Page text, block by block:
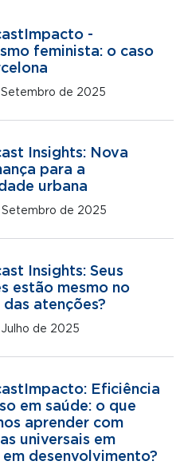
-
feminista: o caso
Setembro de 2025
Insights: Nova
para a
urbana
Setembro de 2025
Insights: Seus
estão mesmo no
atenções?
Julho de 2025
Eficiência
em saúde: o que
aprender com
universais em
em desenvolvimento?